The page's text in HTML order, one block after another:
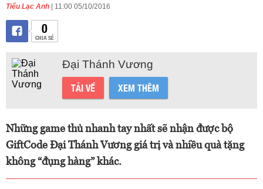
Tiểu Lạc Anh | 11:00 05/10/2016
0
CHIA SẺ
Đại Thánh Vương
TẢI VỀ XEM THÊM
Những game thủ nhanh tay nhất sẽ nhận được bộ
GiftCode Đại Thánh Vương giá trị và nhiều quà tặng
không “đụng hàng” khác.